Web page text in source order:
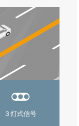
３灯式信号